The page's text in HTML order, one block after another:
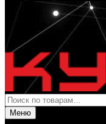
Искать:
Меню